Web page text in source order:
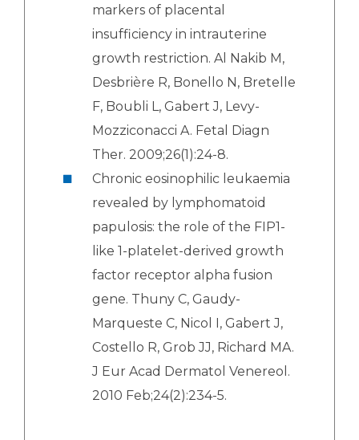
markers of placental
insufficiency in intrauterine
growth restriction. Al Nakib M,
Desbrière R, Bonello N, Bretelle
F, Boubli L, Gabert J, Levy-
Mozziconacci A. Fetal Diagn
Ther. 2009;26(1):24-8.
Chronic eosinophilic leukaemia
revealed by lymphomatoid
papulosis: the role of the FIP1-
like 1-platelet-derived growth
factor receptor alpha fusion
gene. Thuny C, Gaudy-
Marqueste C, Nicol I, Gabert J,
Costello R, Grob JJ, Richard MA.
J Eur Acad Dermatol Venereol.
2010 Feb;24(2):234-5.